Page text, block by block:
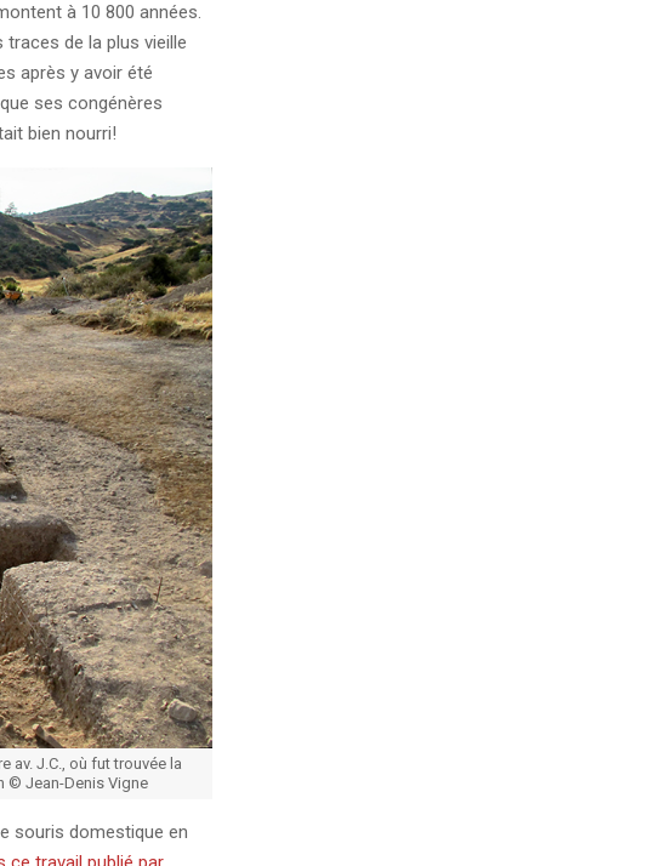
à 10 800 années.
traces de la plus vieille
après y avoir été
ses congénères
bien nourri!
av. J.C., où fut trouvée la
© Jean-Denis Vigne
souris domestique en